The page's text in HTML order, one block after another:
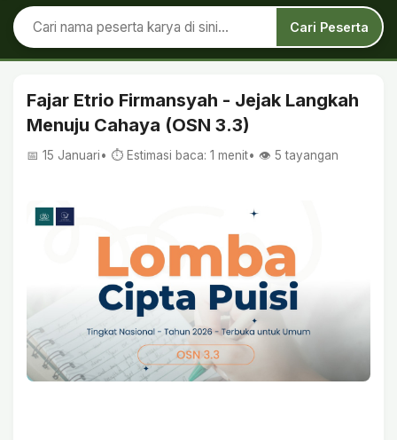
Cari Peserta
Fajar Etrio Firmansyah - Jejak Langkah
Menuju Cahaya (OSN 3.3)
📅 15 Januari• ⏱ Estimasi baca: 1 menit• 👁️ 5 tayangan